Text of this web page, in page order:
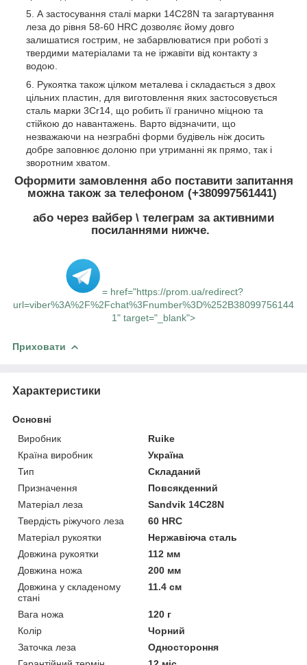
А застосування сталі марки 14C28N та загартування
леза до рівня 58-60 HRC дозволяє йому довго
залишатися гострим, не забарвлюватися при роботі з
твердими матеріалами та не іржавіти від контакту з
водою.
Рукоятка також цілком металева і складається з двох
цільних пластин, для виготовлення яких застосовується
сталь марки 3Cr14, що робить її гранично міцною та
стійкою до навантажень. Варто відзначити, що
незважаючи на незграбні форми будівель ніж досить
добре заповнює долоню при утриманні як прямо, так і
зворотним хватом.
Оформити замовлення або поставити запитання
можна також за телефоном (+380997561441)
або через вайбер \ телеграм за активними
посиланнями нижче.
= href="https://prom.ua/redirect?
url=viber%3A%2F%2Fchat%3Fnumber%3D%252B38099756144
1" target="_blank">
Приховати
Характеристики
Основні
Виробник
Ruike
Країна виробник
Україна
Тип
Складаний
Призначення
Повсякденний
Матеріал леза
Sandvik 14C28N
Твердість ріжучого леза
60 HRC
Матеріал рукоятки
Нержавіюча сталь
Довжина рукоятки
112 мм
Довжина ножа
200 мм
Довжина у складеному
стані
11.4 см
Вага ножа
120 г
Колір
Чорний
Заточка леза
Одностороння